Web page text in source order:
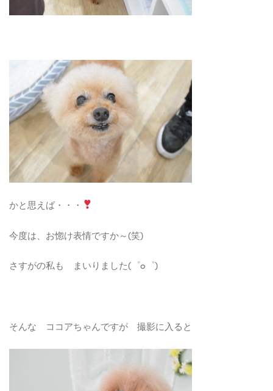
かと思えば・・・
今度は、お惚け表情ですか～(笑)
さすがの私も まいりました(゜o゜)
そんな ココアちゃんですが 撮影に入ると